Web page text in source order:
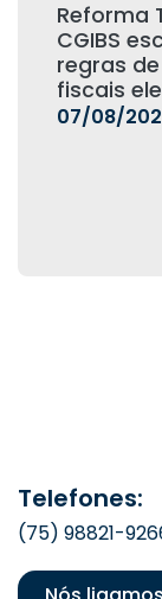
Reforma
CGIBS
regras
fiscais
07/08/
Telefones:
(75) 98821-